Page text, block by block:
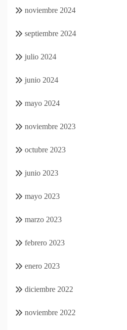
noviembre 2024
septiembre 2024
julio 2024
junio 2024
mayo 2024
noviembre 2023
octubre 2023
junio 2023
mayo 2023
marzo 2023
febrero 2023
enero 2023
diciembre 2022
noviembre 2022